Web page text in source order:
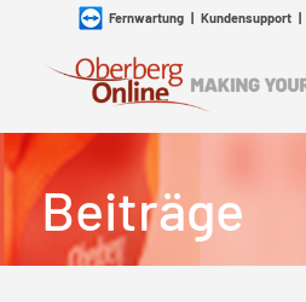
Fernwartung| Kundensupport|
Beiträge